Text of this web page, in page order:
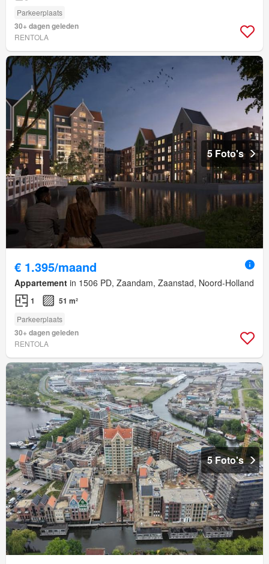
Parkeerplaats
30+ dagen geleden
RENTOLA
5 Foto's
€ 1.395/maand
Appartement in 1506 PD, Zaandam, Zaanstad, Noord-Holland
1 51 m²
Parkeerplaats
30+ dagen geleden
RENTOLA
5 Foto's